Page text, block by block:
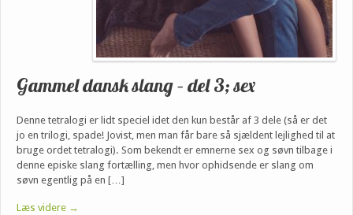
Gammel dansk slang – del 3; sex
Denne tetralogi er lidt speciel idet den kun består af 3 dele (så er det
jo en trilogi, spade! Jovist, men man får bare så sjældent lejlighed til at
bruge ordet tetralogi). Som bekendt er emnerne sex og søvn tilbage i
denne episke slang fortælling, men hvor ophidsende er slang om
søvn egentlig på en […]
Læs videre →